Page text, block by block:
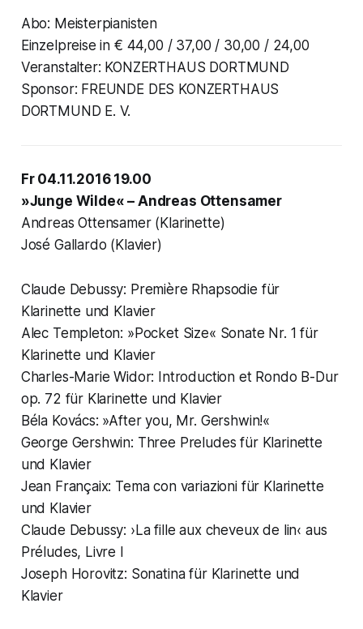
Abo: Meisterpianisten
Einzelpreise in € 44,00 / 37,00 / 30,00 / 24,00
Veranstalter: KONZERTHAUS DORTMUND
Sponsor: FREUNDE DES KONZERTHAUS
DORTMUND E. V.
Fr 04.11.2016 19.00
»Junge Wilde« – Andreas Ottensamer
Andreas Ottensamer (Klarinette)
José Gallardo (Klavier)
Claude Debussy: Première Rhapsodie für
Klarinette und Klavier
Alec Templeton: »Pocket Size« Sonate Nr. 1 für
Klarinette und Klavier
Charles-Marie Widor: Introduction et Rondo B-Dur
op. 72 für Klarinette und Klavier
Béla Kovács: »After you, Mr. Gershwin!«
George Gershwin: Three Preludes für Klarinette
und Klavier
Jean Françaix: Tema con variazioni für Klarinette
und Klavier
Claude Debussy: ›La fille aux cheveux de lin‹ aus
Préludes, Livre I
Joseph Horovitz: Sonatina für Klarinette und
Klavier